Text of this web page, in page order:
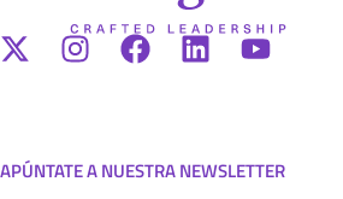
APÚNTATE A NUESTRA NEWSLETTER